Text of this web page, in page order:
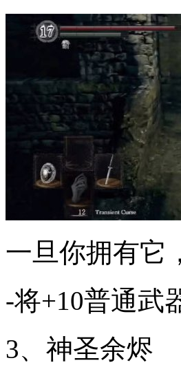
一旦你拥有它
-将+10普通武
3、神圣余烬